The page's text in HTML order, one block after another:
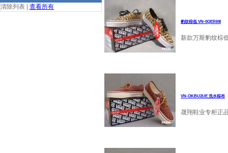
清除列表 查看所有
豹纹棕低 VN-0QER69I
新款万斯豹纹棕
VN-OKBU2UE 洗水棕布
晟翔鞋业专柜正